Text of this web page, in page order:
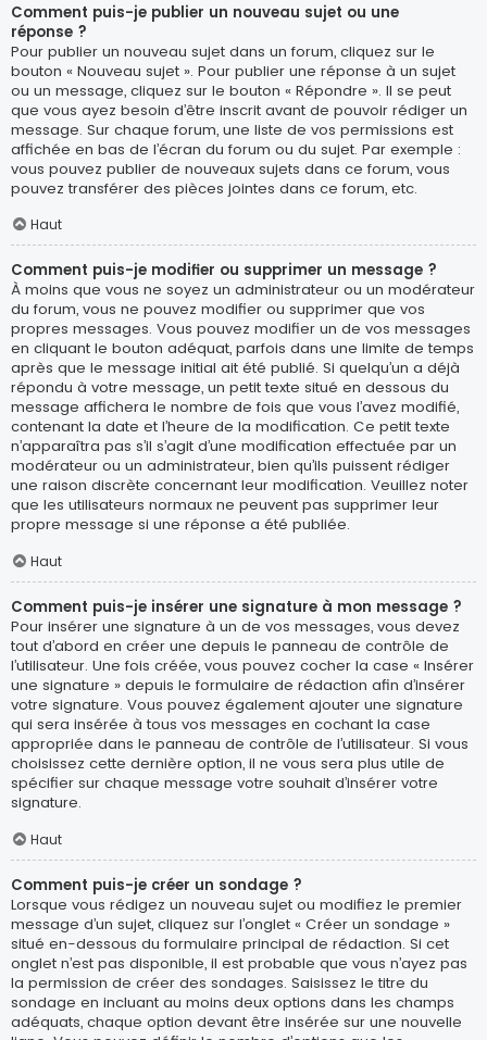
Comment puis-je publier un nouveau sujet ou une
réponse ?
Pour publier un nouveau sujet dans un forum, cliquez sur le
bouton « Nouveau sujet ». Pour publier une réponse à un sujet
ou un message, cliquez sur le bouton « Répondre ». Il se peut
que vous ayez besoin d’être inscrit avant de pouvoir rédiger un
message. Sur chaque forum, une liste de vos permissions est
affichée en bas de l’écran du forum ou du sujet. Par exemple :
vous pouvez publier de nouveaux sujets dans ce forum, vous
pouvez transférer des pièces jointes dans ce forum, etc.
Haut
Comment puis-je modifier ou supprimer un message ?
À moins que vous ne soyez un administrateur ou un modérateur
du forum, vous ne pouvez modifier ou supprimer que vos
propres messages. Vous pouvez modifier un de vos messages
en cliquant le bouton adéquat, parfois dans une limite de temps
après que le message initial ait été publié. Si quelqu’un a déjà
répondu à votre message, un petit texte situé en dessous du
message affichera le nombre de fois que vous l’avez modifié,
contenant la date et l’heure de la modification. Ce petit texte
n’apparaîtra pas s’il s’agit d’une modification effectuée par un
modérateur ou un administrateur, bien qu’ils puissent rédiger
une raison discrète concernant leur modification. Veuillez noter
que les utilisateurs normaux ne peuvent pas supprimer leur
propre message si une réponse a été publiée.
Haut
Comment puis-je insérer une signature à mon message ?
Pour insérer une signature à un de vos messages, vous devez
tout d’abord en créer une depuis le panneau de contrôle de
l’utilisateur. Une fois créée, vous pouvez cocher la case « Insérer
une signature » depuis le formulaire de rédaction afin d’insérer
votre signature. Vous pouvez également ajouter une signature
qui sera insérée à tous vos messages en cochant la case
appropriée dans le panneau de contrôle de l’utilisateur. Si vous
choisissez cette dernière option, il ne vous sera plus utile de
spécifier sur chaque message votre souhait d’insérer votre
signature.
Haut
Comment puis-je créer un sondage ?
Lorsque vous rédigez un nouveau sujet ou modifiez le premier
message d’un sujet, cliquez sur l’onglet « Créer un sondage »
situé en-dessous du formulaire principal de rédaction. Si cet
onglet n’est pas disponible, il est probable que vous n’ayez pas
la permission de créer des sondages. Saisissez le titre du
sondage en incluant au moins deux options dans les champs
adéquats, chaque option devant être insérée sur une nouvelle